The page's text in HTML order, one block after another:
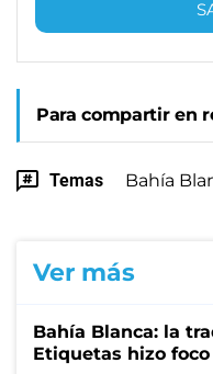
Para compartir en
Temas Bahía
Ver más
Bahía Blanca: la
Etiquetas hizo